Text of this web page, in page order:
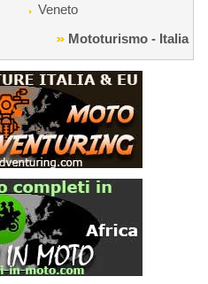
Veneto
Mototurismo - Italia